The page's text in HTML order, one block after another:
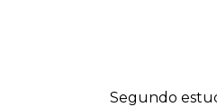
Segundo